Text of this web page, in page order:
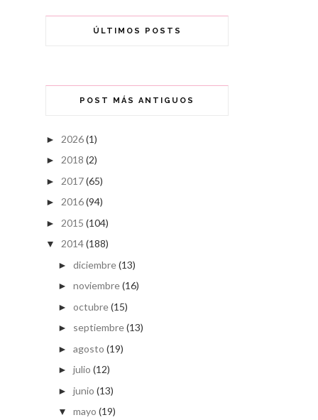
ÚLTIMOS POSTS
POST MÁS ANTIGUOS
► 2026(1)
► 2018 (2)
► 2017(65)
► 2016(94)
► 2015 (104)
▼ 2014(188)
► diciembre(13)
► noviembre(16)
► octubre(15)
► septiembre(13)
► agosto (19)
► julio (12)
► junio (13)
▼ mayo (19)